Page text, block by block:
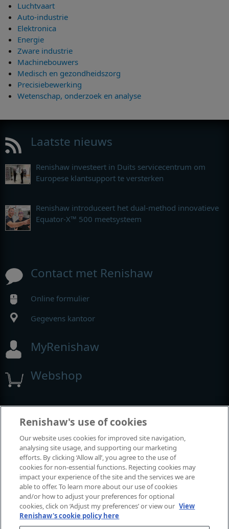
Luchtvaart
Auto-industrie
Elektronica
Energie
Zware industrie
Machinebouwers
Medisch en gezondheidszorg
Precisiebewerking
Wetenschap, onderzoek en analyse
Laatste nieuws
Renishaw investeert in Duits servicecentrum om
Europese klantsupport te versterken
Renishaw introduceert het dual-method innovatieve
Equator-X™ 500 meetsysteem
Contact met Renishaw
Online formulier
Gegevens kantoor
MyRenishaw
Webshop
Beurzen en congressen
Evenementen waaraan we deelnemen
Renishaw's use of cookies
Our website uses cookies for improved site navigation,
analysing site usage, and supporting our marketing
efforts. By clicking ‘Allow all’, you agree to the use of
cookies for non-essential functions. Rejecting cookies may
impact your experience of the site and the services we are
able to offer. To learn more about our use of cookies
and/or how to adjust your preferences for optional
cookies, click on ‘Adjust my preferences’ or view our View
Renishaw's cookie policy here